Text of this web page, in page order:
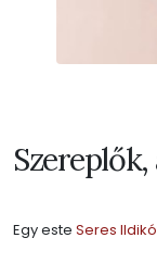
Egy este Seres Ildikó